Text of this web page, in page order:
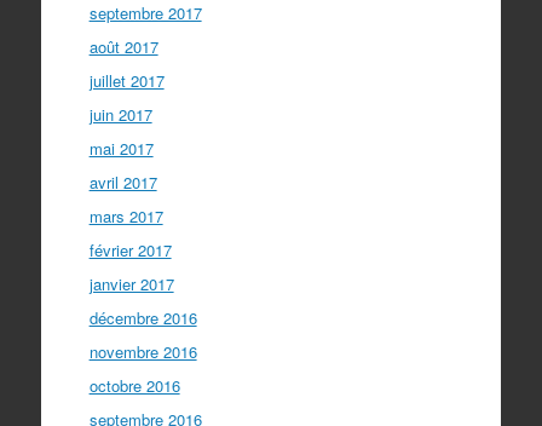
septembre 2017
août 2017
juillet 2017
juin 2017
mai 2017
avril 2017
mars 2017
février 2017
janvier 2017
décembre 2016
novembre 2016
octobre 2016
septembre 2016